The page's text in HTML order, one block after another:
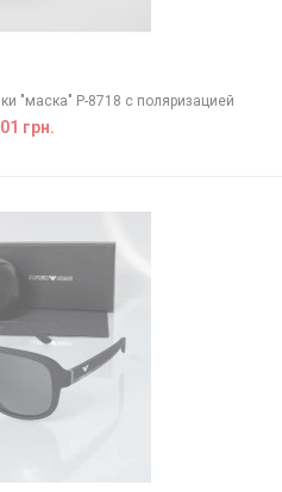
"маска" Р-8718 с поляризацией
грн.